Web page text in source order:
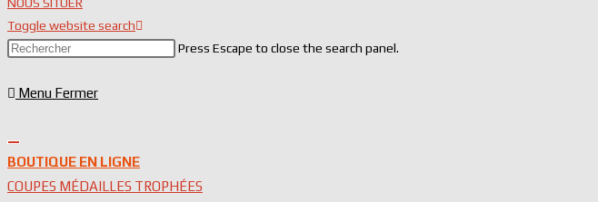
Toggle website search
Press Escape to close the search panel.
Menu Fermer
BOUTIQUE EN LIGNE
COUPES MÉDAILLES TROPHÉES